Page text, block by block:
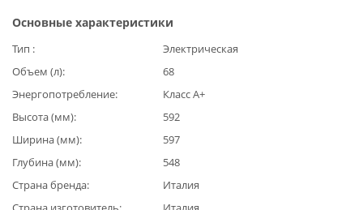
Основные характеристики
Тип
Электрическая
Объем (л)
68
Энергопотребление
Класс А+
Высота (мм)
592
Ширина (мм)
597
Глубина (мм)
548
Страна бренда
Италия